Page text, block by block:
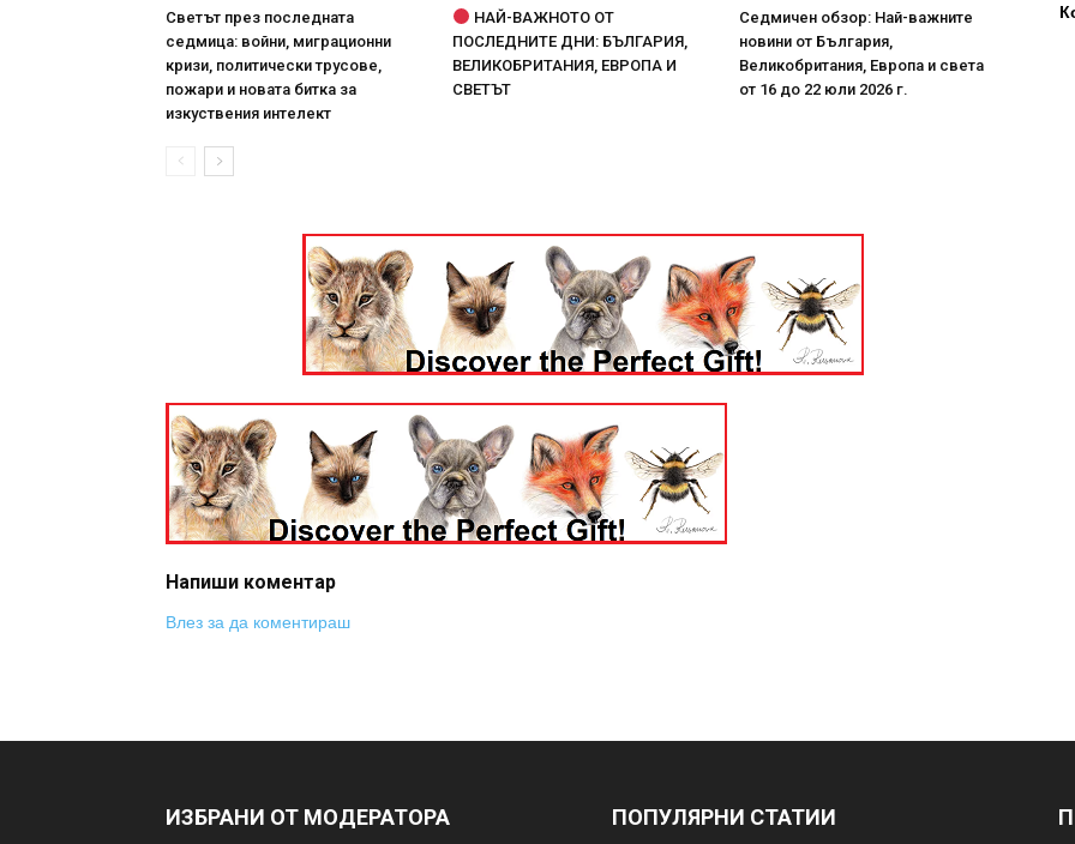
Светът през последната
седмица: войни, миграционни
кризи, политически трусове,
пожари и новата битка за
изкуствения интелект
НАЙ-ВАЖНОТО ОТ
ПОСЛЕДНИТЕ ДНИ: БЪЛГАРИЯ,
ВЕЛИКОБРИТАНИЯ, ЕВРОПА И
СВЕТЪТ
Седмичен обзор: Най-важните
новини от България,
Великобритания, Европа и света
от 16 до 22 юли 2026 г.
Напиши коментар
Влез за да коментираш
ИЗБРАНИ ОТ МОДЕРАТОРА ПОПУЛЯРНИ СТАТИИ